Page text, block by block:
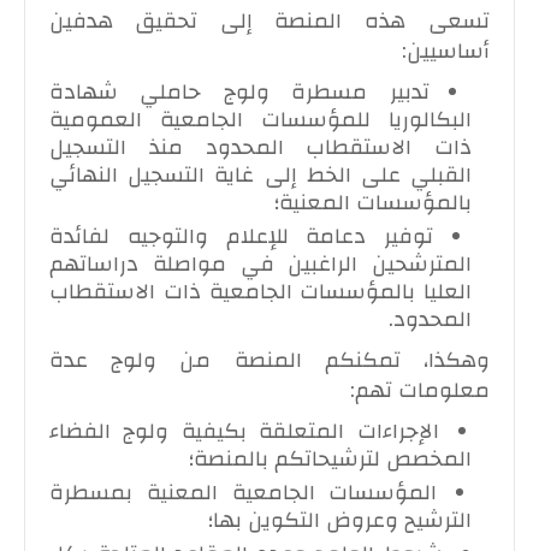
تسعى هذه المنصة إلى تحقيق هدفين
أساسيين:
تدبير مسطرة ولوج حاملي شهادة
البكالوريا للمؤسسات الجامعية العمومية
ذات الاستقطاب المحدود منذ التسجيل
القبلي على الخط إلى غاية التسجيل النهائي
بالمؤسسات المعنية؛
توفير دعامة للإعلام والتوجيه لفائدة
المترشحين الراغبين في مواصلة دراساتهم
العليا بالمؤسسات الجامعية ذات الاستقطاب
المحدود.
وهكذا، تمكنكم المنصة من ولوج عدة
معلومات تهم:
الإجراءات المتعلقة بكيفية ولوج الفضاء
المخصص لترشيحاتكم بالمنصة؛
المؤسسات الجامعية المعنية بمسطرة
الترشيح وعروض التكوين بها؛